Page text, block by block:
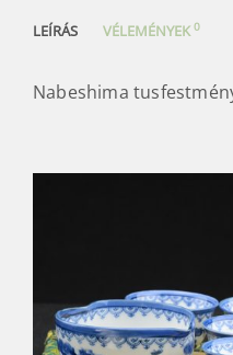
LEÍRÁS VÉLEMÉNYEK0
Nabeshima